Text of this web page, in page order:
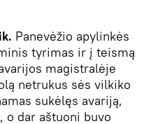
Panevėžio apylinkės
tyrimas ir į teismą
magistralėje
netrukus sės vilkiko
sukėlęs avariją,
o dar aštuoni buvo